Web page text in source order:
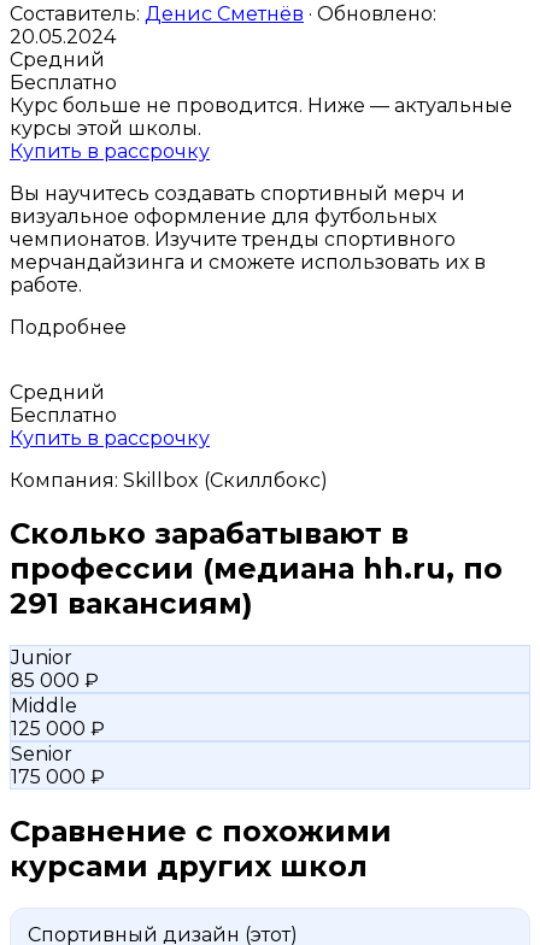
Составитель: Денис Сметнёв · Обновлено:
20.05.2024
Средний
Бесплатно
Курс больше не проводится. Ниже — актуальные
курсы этой школы.
Купить в рассрочку
Вы научитесь создавать спортивный мерч и
визуальное оформление для футбольных
чемпионатов. Изучите тренды спортивного
мерчандайзинга и сможете использовать их в
работе.
Подробнее
Средний
Бесплатно
Купить в рассрочку
Компания: Skillbox (Скиллбокс)
Сколько зарабатывают в
профессии (медиана hh.ru, по
291 вакансиям)
Junior
85 000 ₽
Middle
125 000 ₽
Senior
175 000 ₽
Сравнение с похожими
курсами других школ
Спортивный дизайн (этот)